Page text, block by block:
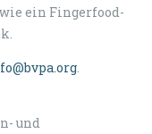
ein Fingerfood-
und